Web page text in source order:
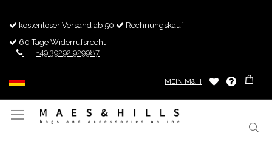
kostenloser Versand ab 50
Rechnungskauf
60 Tage Widerrufsrecht
+49 39292 929987
MEIN M&H
Navigation
umschalten